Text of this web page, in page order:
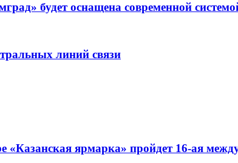
будет оснащена современной
линий связи
«Казанская ярмарка» пройдет 16-ая